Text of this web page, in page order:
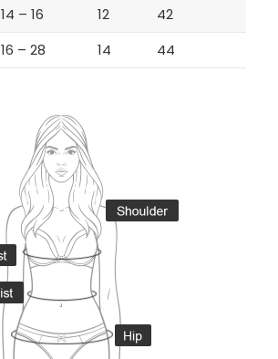
14 – 16 12
42
16 – 28 14 44